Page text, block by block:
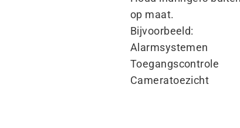
op maat.
Bijvoorbeeld:
Alarmsystemen
Toegangscontrole
Cameratoezicht